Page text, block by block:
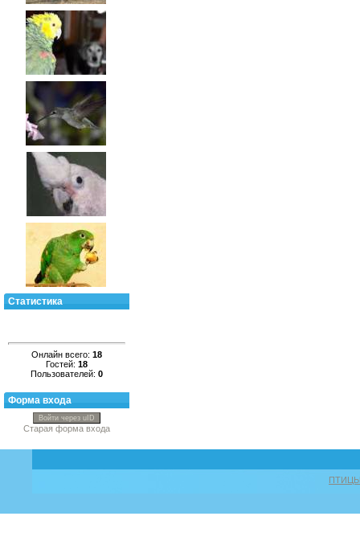
Статистика
Онлайн всего: 18
Гостей: 18
Пользователей: 0
Форма входа
Войти через uID
Старая форма входа